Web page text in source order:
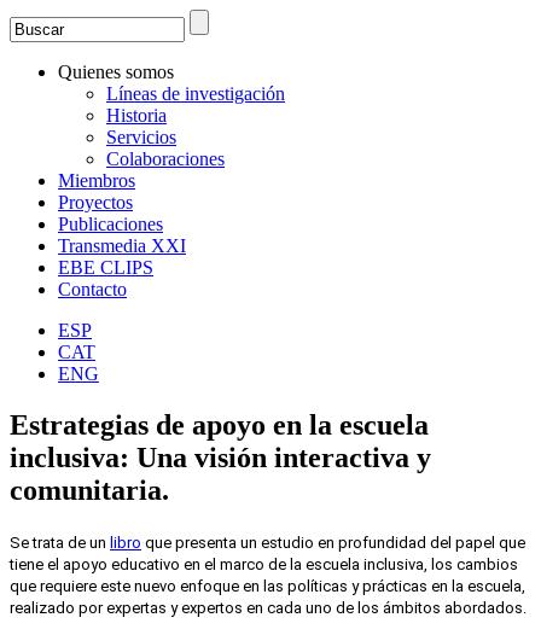
Formulario de búsqueda
Search
Quienes somos
Líneas de investigación
Historia
Servicios
Colaboraciones
Miembros
Proyectos
Publicaciones
Transmedia XXI
EBE CLIPS
Contacto
ESP
CAT
ENG
Estrategias de apoyo en la escuela
inclusiva: Una visión interactiva y
comunitaria.
Se trata de un libro que presenta un estudio en profundidad del papel que
tiene el apoyo educativo en el marco de la escuela inclusiva, los cambios
que requiere este nuevo enfoque en las políticas y prácticas en la escuela,
realizado por expertas y expertos en cada uno de los ámbitos abordados.